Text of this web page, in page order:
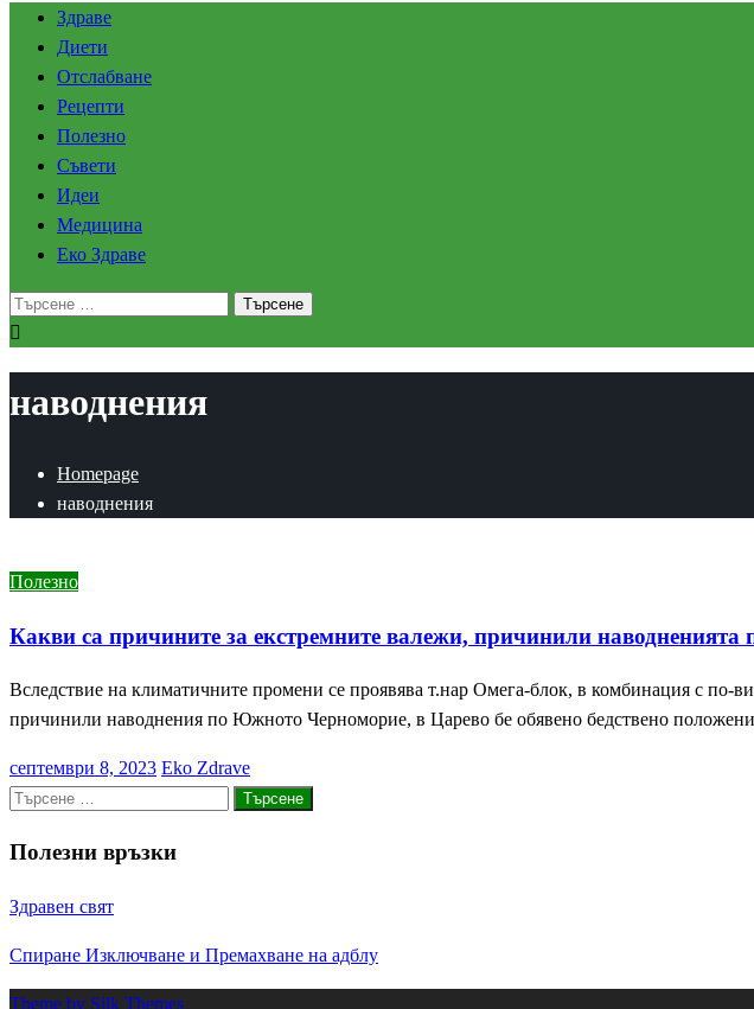
Здраве
Диети
Отслабване
Рецепти
Полезно
Съвети
Идеи
Медицина
Еко Здраве
Търсене
за:
наводнения
Homepage
наводнения
Полезно
Какви са причините за екстремните валежи, причинили
Вследствие на климатичните промени се проявява т.нар Омега-блок, в комбинация с по-
причинили наводнения по Южното Черноморие, в Царево бе обявено бедствено
Posted
on
септември 8, 2023 Eko Zdrave
Търсене
Полезни връзки
Здравен свят
Спиране Изключване и Премахване на адблу
Theme by Silk Themes